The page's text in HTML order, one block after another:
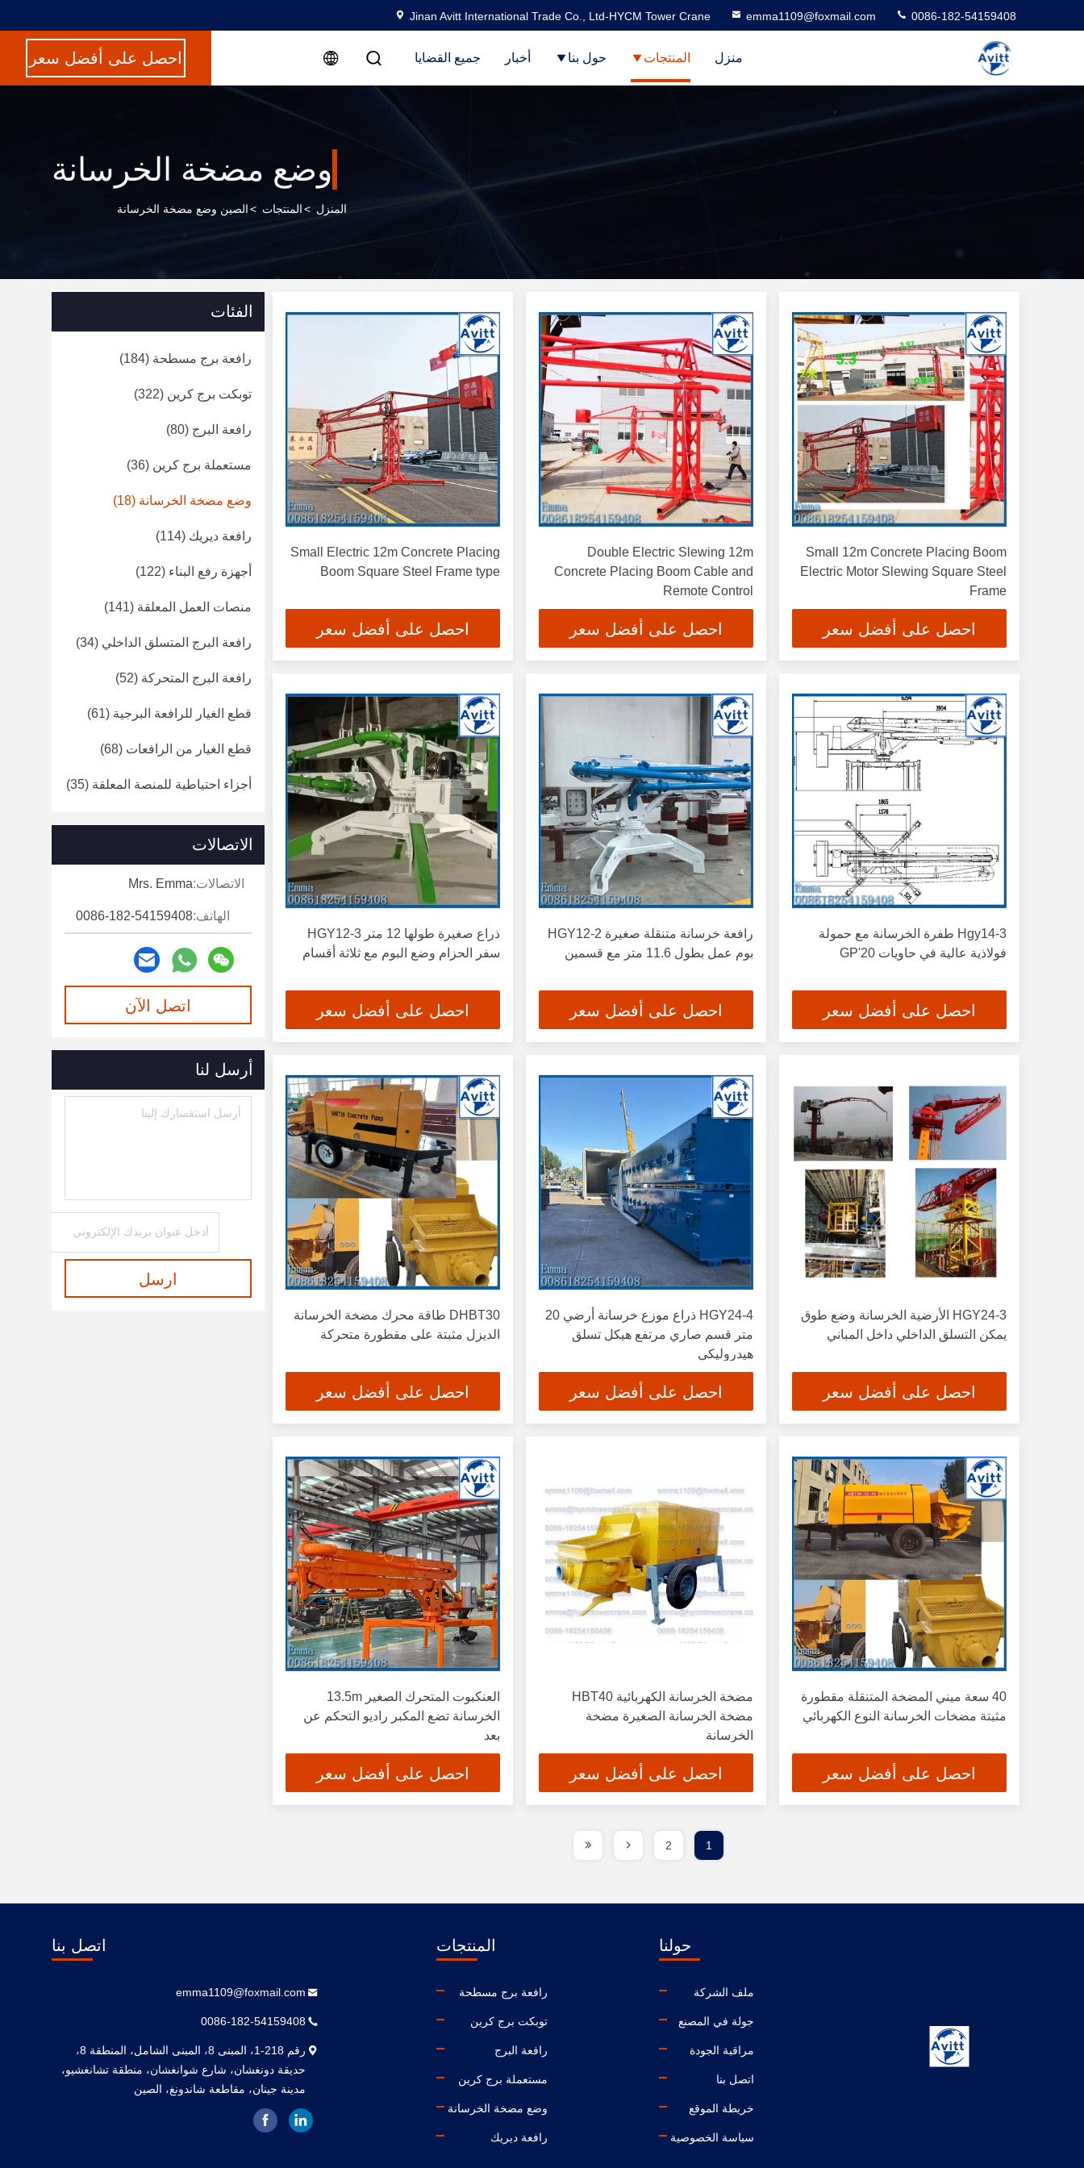
Jinan Avitt International Trade Co., Ltd-HYCM Tower Crane emma1109@foxmail.com 0086-182-54159408
منزل المنتجات حول بنا أخبار جميع القضايا احصل على أفضل سعر
وضع مضخة الخرسانة
المنزل >المنتجات >الصين وضع مضخة الخرسانة
Small 12m Concrete Placing Boom
Electric Motor Slewing Square Steel
Frame
احصل على أفضل سعر
Double Electric Slewing 12m
Concrete Placing Boom Cable and
Remote Control
احصل على أفضل سعر
Small Electric 12m Concrete Placing
Boom Square Steel Frame type
احصل على أفضل سعر
Hgy14-3 طفرة الخرسانة مع حمولة
فولاذية عالية في حاويات 20'GP
احصل على أفضل سعر
رافعة خرسانة متنقلة صغيرة HGY12-2
بوم عمل بطول 11.6 متر مع قسمين
احصل على أفضل سعر
ذراع صغيرة طولها 12 متر HGY12-3
سفر الحزام وضع البوم مع ثلاثة أقسام
احصل على أفضل سعر
HGY24-3 الأرضية الخرسانة وضع طوق
يمكن التسلق الداخلي داخل المباني
احصل على أفضل سعر
HGY24-4 ذراع موزع خرسانة أرضي 20
متر قسم صاري مرتفع هيكل تسلق
هيدروليكي
احصل على أفضل سعر
DHBT30 طاقة محرك مضخة الخرسانة
الديزل مثبتة على مقطورة متحركة
احصل على أفضل سعر
40 سعة ميني المضخة المتنقلة مقطورة
مثبتة مضخات الخرسانة النوع الكهربائي
احصل على أفضل سعر
مضخة الخرسانة الكهربائية HBT40
مضخة الخرسانة الصغيرة مضخة
الخرسانة
احصل على أفضل سعر
العنكبوت المتحرك الصغير 13.5m
الخرسانة تضع المكبر راديو التحكم عن
بعد
احصل على أفضل سعر
الفئات
رافعة برج مسطحة (184)
توبكت برج كرين (322)
رافعة البرج (80)
مستعملة برج كرين (36)
وضع مضخة الخرسانة (18)
رافعة ديريك (114)
أجهزة رفع البناء (122)
منصات العمل المعلقة (141)
رافعة البرج المتسلق الداخلي (34)
رافعة البرج المتحركة (52)
قطع الغيار للرافعة البرجية (61)
قطع الغيار من الرافعات (68)
أجزاء احتياطية للمنصة المعلقة (35)
الاتصالات
الاتصالات:Mrs. Emma
الهاتف:0086-182-54159408
اتصل الآن
أرسل لنا
ارسل
1
2
حولنا
ملف الشركة
جولة في المصنع
مراقبة الجودة
اتصل بنا
خريطة الموقع
سياسة الخصوصية
المنتجات
رافعة برج مسطحة
توبكت برج كرين
رافعة البرج
مستعملة برج كرين
وضع مضخة الخرسانة
رافعة ديريك
اتصل بنا
emma1109@foxmail.com
0086-182-54159408
رقم 218-1، المبنى 8، المبنى الشامل، المنطقة 8،
حديقة دونغشان، شارع شوانغشان، منطقة تشانغشيو،
مدينة جينان، مقاطعة شاندونغ، الصين